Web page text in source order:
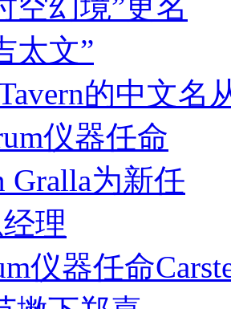
的中文名
仪器任命